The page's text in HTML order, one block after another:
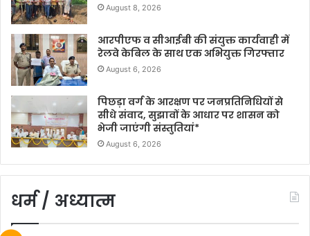
August 8, 2026
आरपीएफ व सीआईबी की संयुक्त कार्यवाही में
रेलवे केबिल के साथ एक अभियुक्त गिरफ्तार
August 6, 2026
पिछड़ा वर्ग के आरक्षण पर जनप्रतिनिधियों से
सीधे संवाद, सुझावों के आधार पर शासन को
भेजी जाएंगी संस्तुतियां*
August 6, 2026
धर्म / अध्यात्म